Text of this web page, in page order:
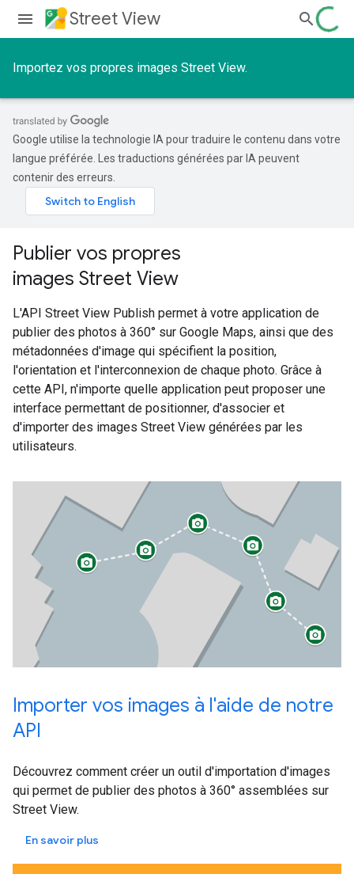
Street View
Importez vos propres images Street View.
Google utilise la technologie IA pour traduire le contenu dans votre
langue préférée. Les traductions générées par IA peuvent
contenir des erreurs.
Publier vos propres
images Street View
L'API Street View Publish permet à votre application de
publier des photos à 360° sur Google Maps, ainsi que des
métadonnées d'image qui spécifient la position,
l'orientation et l'interconnexion de chaque photo. Grâce à
cette API, n'importe quelle application peut proposer une
interface permettant de positionner, d'associer et
d'importer des images Street View générées par les
utilisateurs.
Importer vos images à l'aide de notre
API
Découvrez comment créer un outil d'importation d'images
qui permet de publier des photos à 360° assemblées sur
Street View.
En savoir plus